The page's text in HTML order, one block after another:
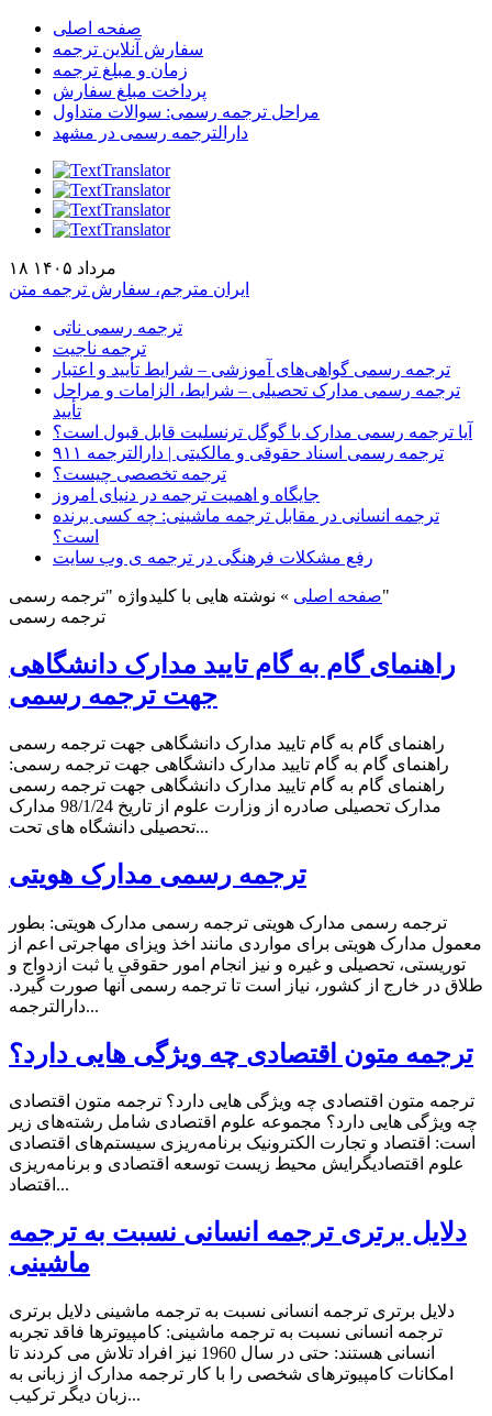
صفحه اصلی
سفارش آنلاین ترجمه
زمان و مبلغ ترجمه
پرداخت مبلغ سفارش
مراحل ترجمه رسمی: سوالات متداول
دارالترجمه رسمی در مشهد
۱۸ مرداد ۱۴۰۵
ایران مترجم، سفارش ترجمه متن
ترجمه رسمی ناتی
ترجمه ناجیت
ترجمه رسمی گواهی‌های آموزشی – شرایط تأیید و اعتبار
ترجمه رسمی مدارک تحصیلی – شرایط، الزامات و مراحل
تأیید
آیا ترجمه رسمی مدارک با گوگل ترنسلیت قابل قبول است؟
ترجمه رسمی اسناد حقوقی و مالکیتی | دارالترجمه ۹۱۱
ترجمه تخصصی چیست؟
جایگاه و اهمیت ترجمه در دنیای امروز
ترجمه انسانی در مقابل ترجمه ماشینی: چه کسی برنده
است؟
رفع مشکلات فرهنگی در ترجمه ی وب سایت
صفحه اصلی »
نوشته هایی با کلیدواژه "ترجمه رسمی"
ترجمه رسمی
راهنمای گام به گام تایید مدارک دانشگاهی
جهت ترجمه رسمی
راهنمای گام به گام تایید مدارک دانشگاهی جهت ترجمه رسمی
راهنمای گام به گام تایید مدارک دانشگاهی جهت ترجمه رسمی:
راهنمای گام به گام تایید مدارک دانشگاهی جهت ترجمه رسمی
مدارک تحصیلی صادره از وزارت علوم از تاریخ 98/1/24 مدارک
تحصیلی دانشگاه های تحت...
ترجمه رسمی مدارک هویتی
ترجمه رسمی مدارک هویتی ترجمه رسمی مدارک هویتی: بطور
معمول مدارک هویتی برای مواردی مانند اخذ ویزای مهاجرتی اعم از
توریستی، تحصیلی و غیره و نیز انجام امور حقوقی یا ثبت ازدواج و
طلاق در خارج از کشور، نیاز است تا ترجمه رسمی آنها صورت گیرد.
دارالترجمه...
ترجمه متون اقتصادی چه ویژگی هایی دارد؟
ترجمه متون اقتصادی چه ویژگی هایی دارد؟ ترجمه متون اقتصادی
چه ویژگی هایی دارد؟ مجموعه علوم اقتصادی شامل رشته‌های زیر
است: اقتصاد و تجارت الکترونیک برنامه‌ریزی سیستم‌های اقتصادی
علوم اقتصادیگرایش محیط زیست توسعه اقتصادی و برنامه‌ریزی
اقتصاد...
دلایل برتری ترجمه انسانی نسبت به ترجمه
ماشینی
دلایل برتری ترجمه انسانی نسبت به ترجمه ماشینی دلایل برتری
ترجمه انسانی نسبت به ترجمه ماشینی: کامپیوترها فاقد تجربه
انسانی هستند: حتی در سال 1960 نیز افراد تلاش می کردند تا
امکانات کامپیوترهای شخصی را با کار ترجمه مدارک از زبانی به
زبان دیگر ترکیب...